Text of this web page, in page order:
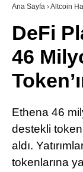
SÖZLÜK
Ana Sayfa ›Altcoin
DeFi
46
Ethena 46
destekli
aldı.
tokenlarına